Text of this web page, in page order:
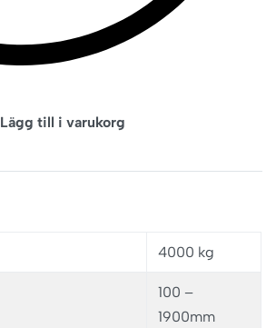
Lägg till i varukorg
4000 kg
100 –
1900mm